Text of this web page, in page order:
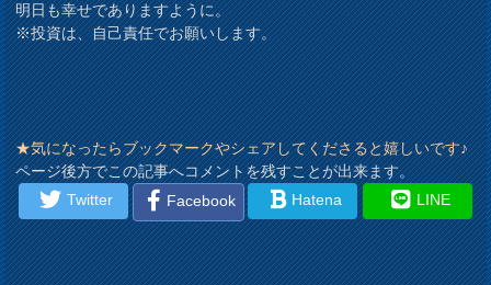
明日も幸せでありますように。
※投資は、自己責任でお願いします。
★気になったらブックマークやシェアしてくださると嬉しいです♪
ページ後方でこの記事へコメントを残すことが出来ます。
Twitter
Facebook Hatena LINE